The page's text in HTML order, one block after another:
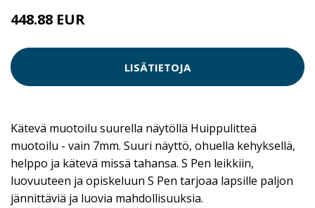
448.88 EUR
LISÄTIETOJA
Kätevä muotoilu suurella näytöllä Huippulitteä
muotoilu - vain 7mm. Suuri näyttö, ohuella kehyksellä,
helppo ja kätevä missä tahansa. S Pen leikkiin,
luovuuteen ja opiskeluun S Pen tarjoaa lapsille paljon
jännittäviä ja luovia mahdollisuuksia.